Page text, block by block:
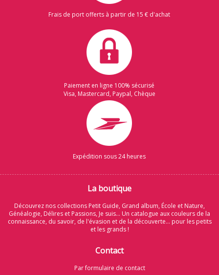
Frais de port offerts à partir de 15 € d'achat
Paiement en ligne 100% sécurisé
Visa, Mastercard, Paypal, Chèque
Expédition sous 24 heures
La boutique
Découvrez nos collections Petit Guide, Grand album, École et Nature,
Généalogie, Délires et Passions, Je suis... Un catalogue aux couleurs de la
connaissance, du savoir, de l'évasion et de la découverte... pour les petits
et les grands !
Contact
Par formulaire de contact